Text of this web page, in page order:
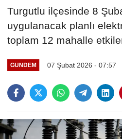
Turgutlu ilçesinde 8
uygulanacak planlı
toplam 12 mahalle
GÜNDEM 07 Şubat 2026 - 07:57